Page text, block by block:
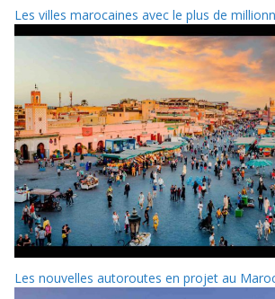
Les villes marocaines avec le plus de
Les nouvelles autoroutes en projet au